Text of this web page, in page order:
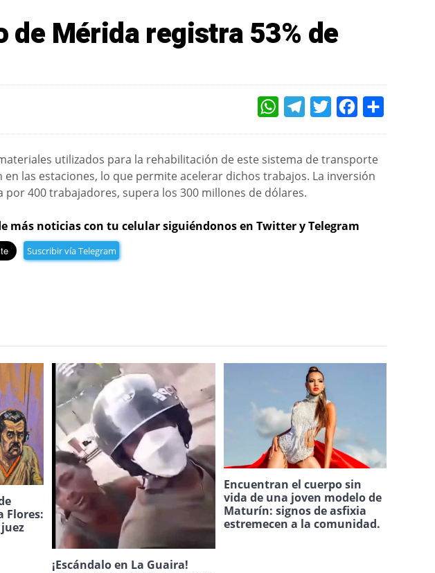
de Mérida registra 53% de
WHATSAPPTELEGRAMTWITTERFACEBOOK
utilizados para la rehabilitación de este sistema de transporte
las estaciones, lo que permite acelerar dichos trabajos. La inversión
por 400 trabajadores, supera los 300 millones de dólares.
más noticias con tu celular siguiéndonos en Twitter y Telegram
Suscribir vía Telegram
Flores:
¡Escándalo en La Guaira!
Encuentran el cuerpo sin
vida de una joven modelo de
Maturín: signos de asfixia
estremecen a la comunidad.